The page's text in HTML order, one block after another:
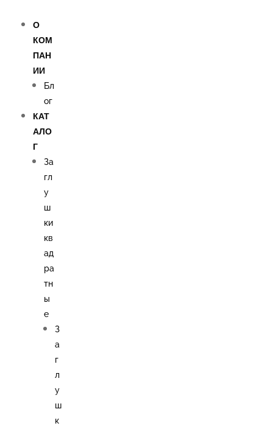
О
КОМ
ПАН
ИИ
Бл
ог
КАТ
АЛО
Г
За
гл
у
ш
ки
кв
ад
ра
тн
ы
е
З
а
г
л
у
ш
к